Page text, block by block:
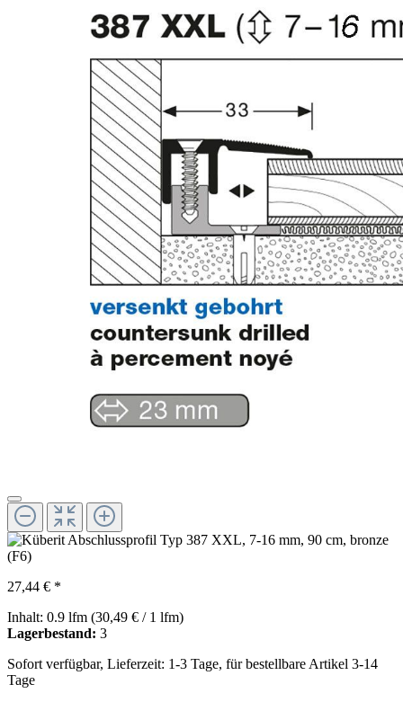
27,44 € *
Inhalt: 0.9 lfm (30,49 € / 1 lfm)
Lagerbestand: 3
Sofort verfügbar, Lieferzeit: 1-3 Tage, für bestellbare Artikel 3-14
Tage